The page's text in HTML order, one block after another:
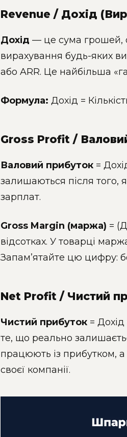
Revenue / Дохід
Дохід — це сума грошей,
вирахування будь-яких
або ARR. Це найбільша
Формула: Дохід =
Gross Profit /
Валовий прибуток =
залишаються після того,
зарплат.
Gross Margin (маржа) =
відсотках. У товарці
Запам’ятайте цю цифру:
Net Profit / Чистий
Чистий прибуток =
те, що реально
працюють із прибутком,
своєї компанії.